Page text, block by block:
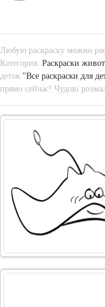
Любую раскраску можно
Категория: Раскраски
деток "Все раскраски для
прямо сейчас! Чудові